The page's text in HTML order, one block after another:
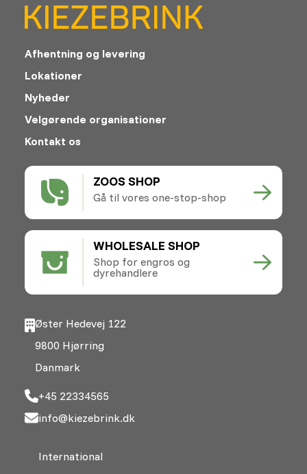
ZOOS SHOP
Gå til vores one-stop-shop
WHOLESALE SHOP
Shop for engros og
dyrehandlere
Afhentning og levering
Lokationer
Nyheder
Velgørende organisationer
Kontakt os
Øster Hedevej 122
9800 Hjørring
Danmark
+45 22334565
info@kiezebrink.dk
International